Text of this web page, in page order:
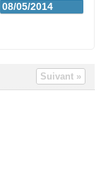
08/05/2014
Suivant »